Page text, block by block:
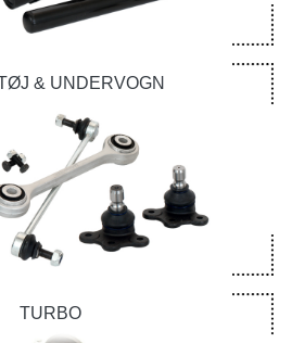
& UNDERVOGN
TURBO